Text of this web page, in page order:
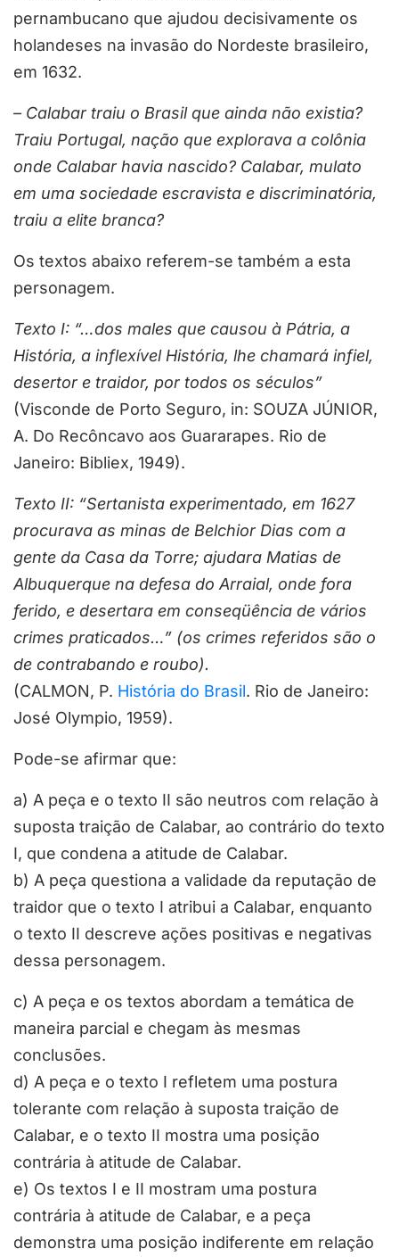
pernambucano que ajudou decisivamente os
holandeses na invasão do Nordeste brasileiro,
em 1632.
– Calabar traiu o Brasil que ainda não existia?
Traiu Portugal, nação que explorava a colônia
onde Calabar havia nascido? Calabar, mulato
em uma sociedade escravista e discriminatória,
traiu a elite branca?
Os textos abaixo referem-se também a esta
personagem.
Texto I: “…dos males que causou à Pátria, a
História, a inflexível História, lhe chamará infiel,
desertor e traidor, por todos os séculos”
(Visconde de Porto Seguro, in: SOUZA JÚNIOR,
A. Do Recôncavo aos Guararapes. Rio de
Janeiro: Bibliex, 1949).
Texto II: “Sertanista experimentado, em 1627
procurava as minas de Belchior Dias com a
gente da Casa da Torre; ajudara Matias de
Albuquerque na defesa do Arraial, onde fora
ferido, e desertara em conseqüência de vários
crimes praticados…” (os crimes referidos são o
de contrabando e roubo).
(CALMON, P. História do Brasil. Rio de Janeiro:
José Olympio, 1959).
Pode-se afirmar que:
a) A peça e o texto II são neutros com relação à
suposta traição de Calabar, ao contrário do texto
I, que condena a atitude de Calabar.
b) A peça questiona a validade da reputação de
traidor que o texto I atribui a Calabar, enquanto
o texto II descreve ações positivas e negativas
dessa personagem.
c) A peça e os textos abordam a temática de
maneira parcial e chegam às mesmas
conclusões.
d) A peça e o texto I refletem uma postura
tolerante com relação à suposta traição de
Calabar, e o texto II mostra uma posição
contrária à atitude de Calabar.
e) Os textos I e II mostram uma postura
contrária à atitude de Calabar, e a peça
demonstra uma posição indiferente em relação